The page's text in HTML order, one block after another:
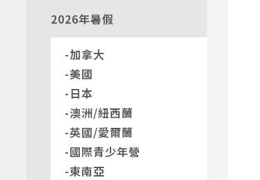
2026年暑假
加拿大
美國
日本
澳洲/紐西蘭
英國/愛爾蘭
國際青少年營
東南亞